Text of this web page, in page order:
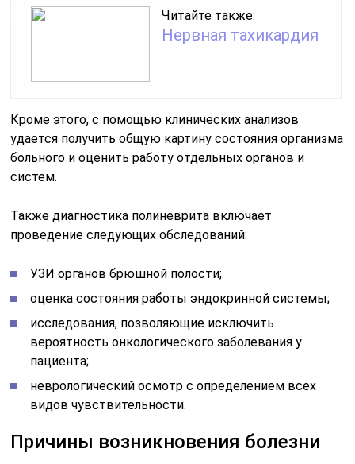
Читайте также:
Нервная тахикардия
Кроме этого, с помощью клинических анализов
удается получить общую картину состояния организма
больного и оценить работу отдельных органов и
систем.
Также диагностика полиневрита включает
проведение следующих обследований:
УЗИ органов брюшной полости;
оценка состояния работы эндокринной системы;
исследования, позволяющие исключить
вероятность онкологического заболевания у
пациента;
неврологический осмотр с определением всех
видов чувствительности.
Причины возникновения болезни